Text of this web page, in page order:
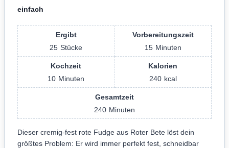
einfach
Ergibt
25 Stücke
Vorbereitungszeit
15 Minuten
Kochzeit
10 Minuten
Kalorien
240 kcal
Gesamtzeit
240 Minuten
Dieser cremig-fest rote Fudge aus Roter Bete löst dein
größtes Problem: Er wird immer perfekt fest, schneidbar